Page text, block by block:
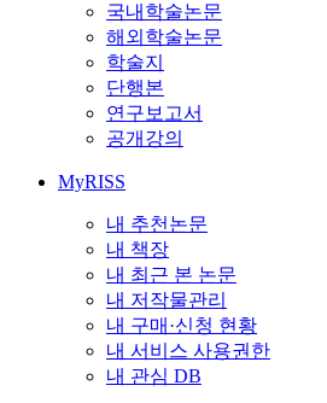
국내학술논문
해외학술논문
학술지
단행본
연구보고서
공개강의
MyRISS
내 추천논문
내 책장
내 최근 본 논문
내 저작물관리
내 구매·신청 현황
내 서비스 사용권한
내 관심 DB